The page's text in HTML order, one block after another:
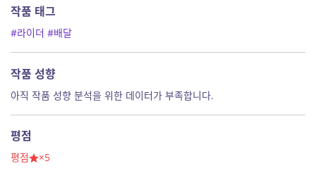
작품 태그
#라이더 #배달
작품 성향
아직 작품 성향 분석을 위한 데이터가 부족합니다.
평점
평점 ×5